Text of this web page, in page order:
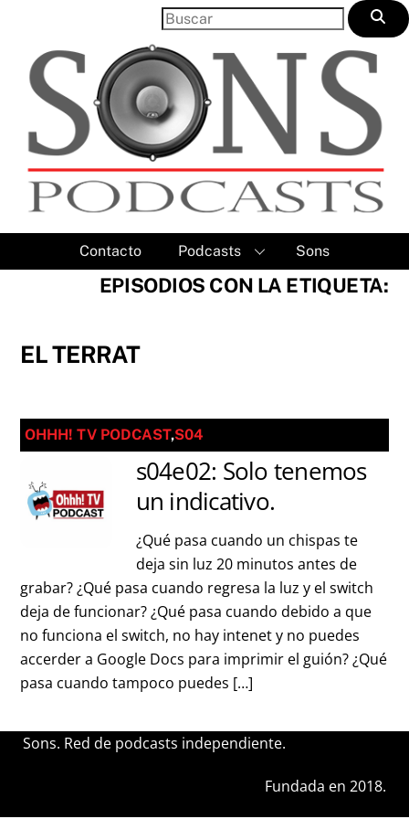
content
Contacto Podcasts Sons
EPISODIOS CON LA ETIQUETA:
EL TERRAT
OHHH! TV PODCAST,S04
s04e02: Solo tenemos
un indicativo.
¿Qué pasa cuando un chispas te
deja sin luz 20 minutos antes de
grabar? ¿Qué pasa cuando regresa la luz y el switch
deja de funcionar? ¿Qué pasa cuando debido a que
no funciona el switch, no hay intenet y no puedes
accerder a Google Docs para imprimir el guión? ¿Qué
pasa cuando tampoco puedes […]
Sons. Red de podcasts independiente.
Fundada en 2018.